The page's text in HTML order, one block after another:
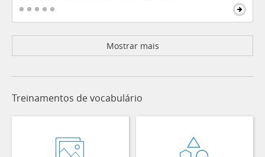
Mostrar mais
Treinamentos de vocabulário